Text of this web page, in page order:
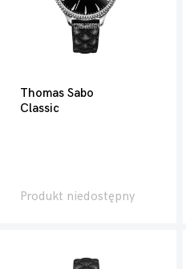
Thomas Sabo
Classic
Produkt niedostępny